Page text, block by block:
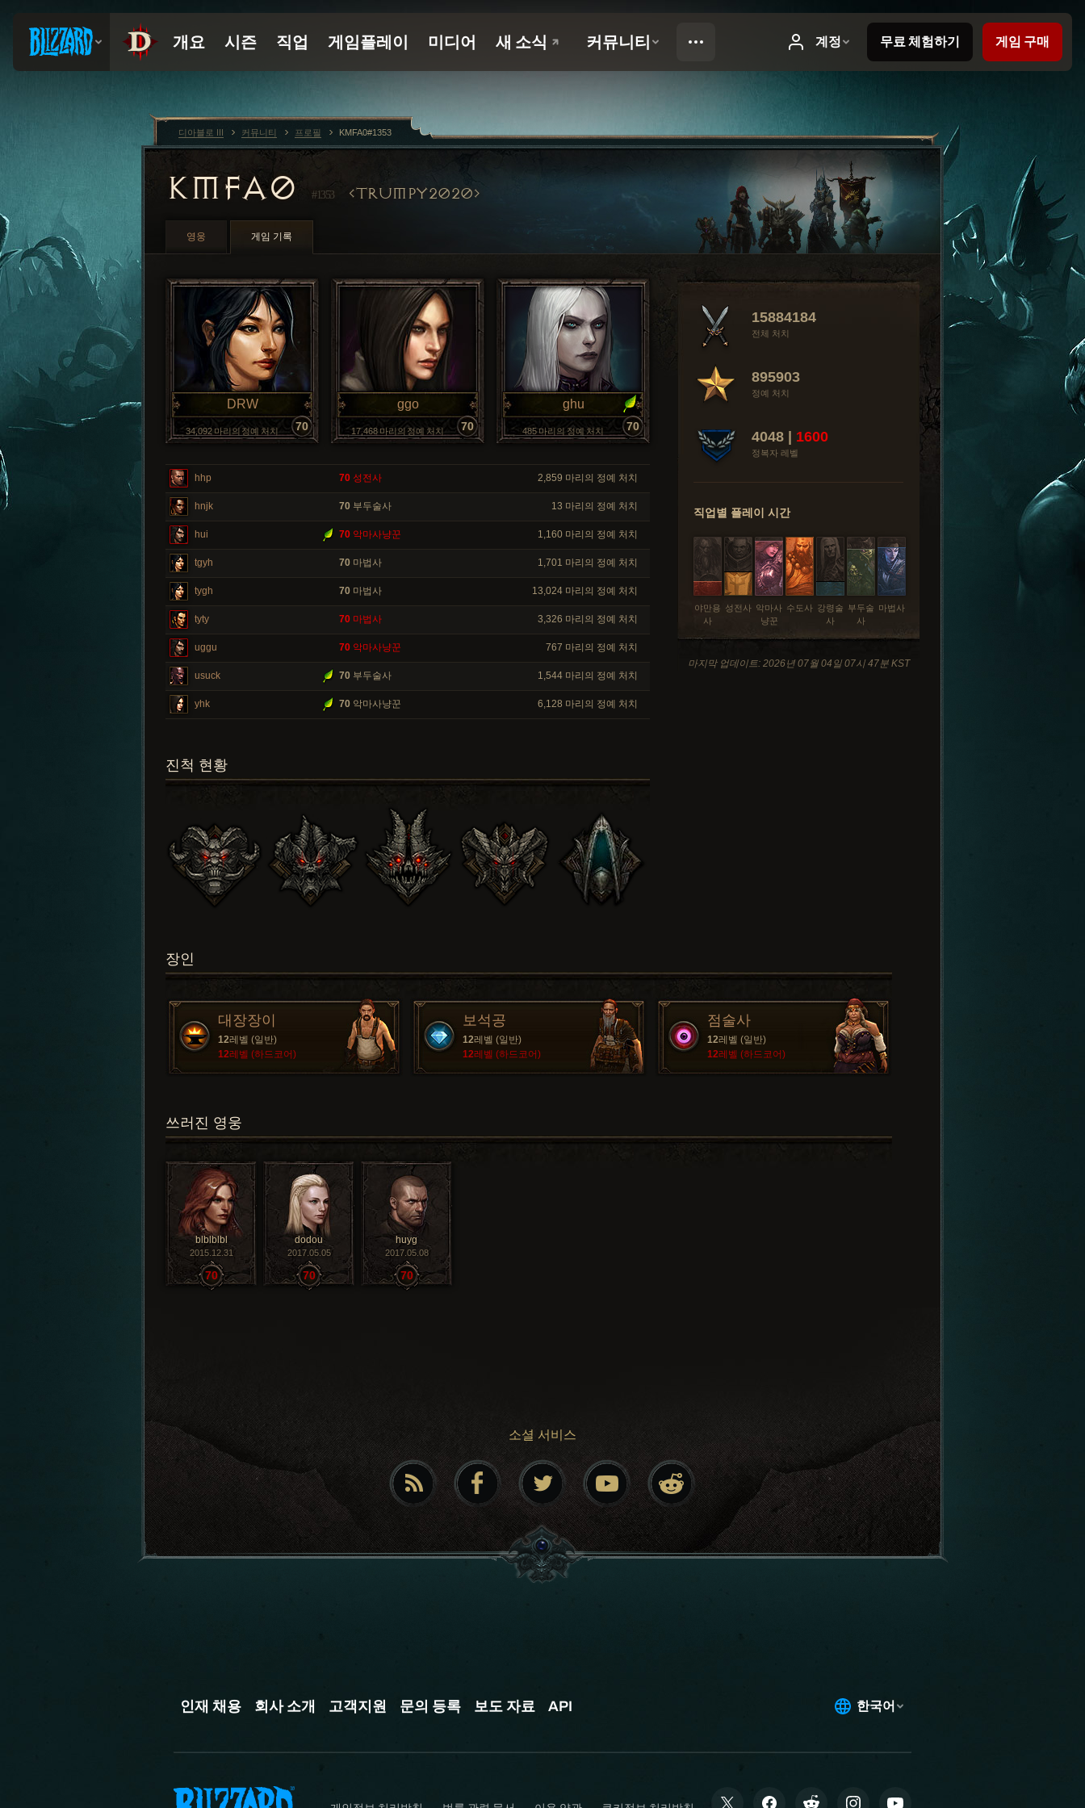
KMFA0 #1353 TRUMPY2020
영웅 게임 기록
15884184
전체 처치
895903
정예 처치
4048 | 1600
정복자 레벨
직업별 플레이 시간
강령술
사
마법사
부두술
사
성전사 수도사
악마사
냥꾼
야만용
사
마지막 업데이트: 2026년 07월 04일 07시 47분 KST
DRW
34,092 마리의 정예 처치 70
ggo
17,468 마리의 정예 처치 70
ghu
485 마리의 정예 처치 70
hhp 70 성전사 2,859 마리의 정예 처치
hnjk 70 부두술사 13 마리의 정예 처치
hui 70 악마사냥꾼 1,160 마리의 정예 처치
tgyh 70 마법사 1,701 마리의 정예 처치
tygh 70 마법사 13,024 마리의 정예 처치
tyty 70 마법사 3,326 마리의 정예 처치
uggu 70 악마사냥꾼 767 마리의 정예 처치
usuck 70 부두술사 1,544 마리의 정예 처치
yhk 70 악마사냥꾼 6,128 마리의 정예 처치
진척 현황
장인
대장장이
12레벨 (일반)
12레벨 (하드코어)
보석공
12레벨 (일반)
12레벨 (하드코어)
점술사
12레벨 (일반)
12레벨 (하드코어)
쓰러진 영웅
blblblbl
2015.12.31
70
dodou
2017.05.05
70
huyg
2017.05.08
70
소셜 서비스
디아블로 III 커뮤니티 프로필 KMFA0#1353